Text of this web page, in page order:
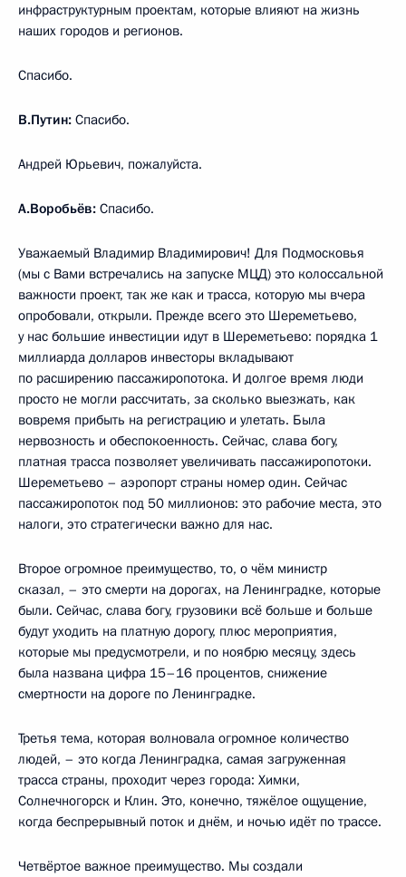
инфраструктурным проектам, которые влияют на жизнь
наших городов и регионов.
Спасибо.
В.Путин: Спасибо.
Андрей Юрьевич, пожалуйста.
А.Воробьёв: Спасибо.
Уважаемый Владимир Владимирович! Для Подмосковья
(мы с Вами встречались на запуске МЦД) это колоссальной
важности проект, так же как и трасса, которую мы вчера
опробовали, открыли. Прежде всего это Шереметьево,
у нас большие инвестиции идут в Шереметьево: порядка 1
миллиарда долларов инвесторы вкладывают
по расширению пассажиропотока. И долгое время люди
просто не могли рассчитать, за сколько выезжать, как
вовремя прибыть на регистрацию и улетать. Была
нервозность и обеспокоенность. Сейчас, слава богу,
платная трасса позволяет увеличивать пассажиропотоки.
Шереметьево – аэропорт страны номер один. Сейчас
пассажиропоток под 50 миллионов: это рабочие места, это
налоги, это стратегически важно для нас.
Второе огромное преимущество, то, о чём министр
сказал, – это смерти на дорогах, на Ленинградке, которые
были. Сейчас, слава богу, грузовики всё больше и больше
будут уходить на платную дорогу, плюс мероприятия,
которые мы предусмотрели, и по ноябрю месяцу, здесь
была названа цифра 15–16 процентов, снижение
смертности на дороге по Ленинградке.
Третья тема, которая волновала огромное количество
людей, – это когда Ленинградка, самая загруженная
трасса страны, проходит через города: Химки,
Солнечногорск и Клин. Это, конечно, тяжёлое ощущение,
когда беспрерывный поток и днём, и ночью идёт по трассе.
Четвёртое важное преимущество. Мы создали